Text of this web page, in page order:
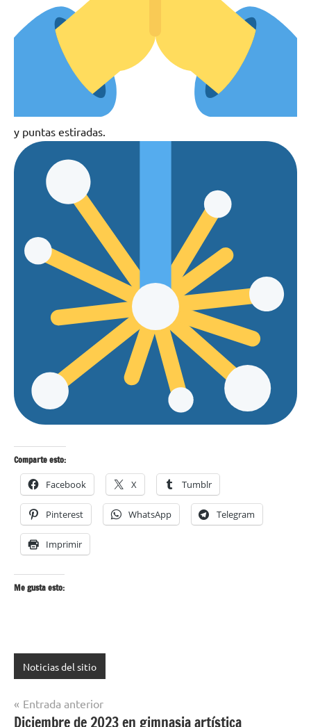
y puntas estiradas.
Comparte esto:
Facebook X Tumblr
Pinterest WhatsApp Telegram
Imprimir
Me gusta esto:
Noticias del sitio
Navegación
Entrada anterior
Diciembre de 2023 en gimnasia artística